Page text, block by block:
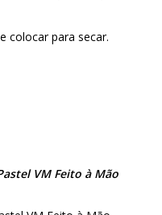
colocar para secar.
VM Feito à Mão